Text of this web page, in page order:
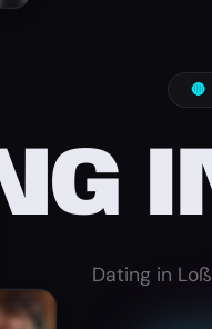
🔴
Dating in